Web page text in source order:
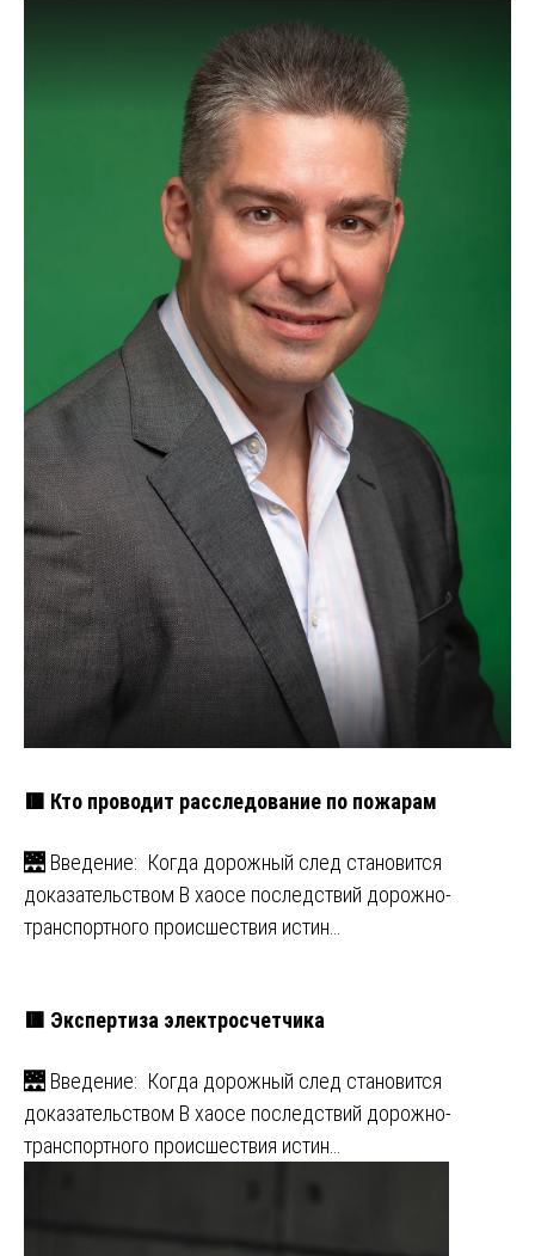
🟥 Кто проводит расследование по пожарам
🌉 Введение: Когда дорожный след становится
доказательством В хаосе последствий дорожно-
транспортного происшествия истин…
🟥 Экспертиза электросчетчика
🌉 Введение: Когда дорожный след становится
доказательством В хаосе последствий дорожно-
транспортного происшествия истин…